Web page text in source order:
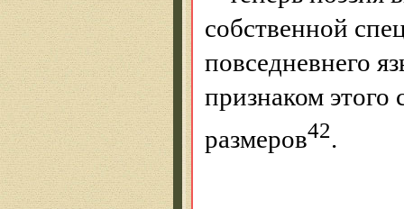
собственной
повседневнего
признаком
размеров42.